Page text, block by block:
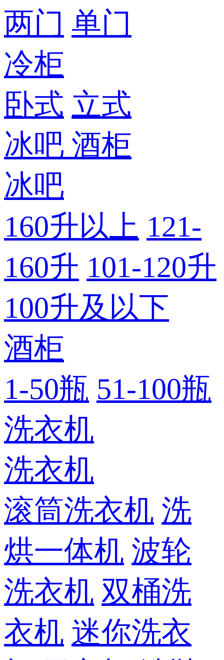
两门 单门
冷柜
卧式 立式
冰吧 酒柜
冰吧
160升以上 121-
160升 101-120升
100升及以下
酒柜
1-50瓶 51-100瓶
洗衣机
洗衣机
滚筒洗衣机 洗
烘一体机 波轮
洗衣机 双桶洗
衣机 迷你洗衣